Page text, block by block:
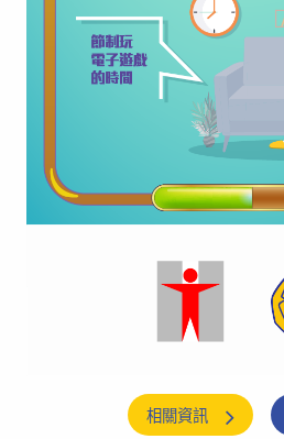
相關資訊